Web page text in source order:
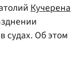
Кучерена
судах. Об этом